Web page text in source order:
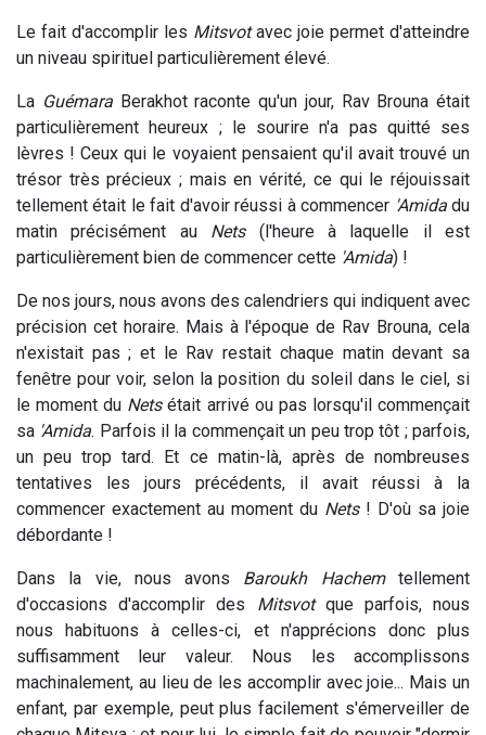
Le fait d'accomplir les Mitsvotavec joie permet d'atteindre
un niveau spirituel particulièrement élevé.
La GuémaraBerakhot raconte qu'un jour, Rav Brouna était
particulièrement heureux ; le sourire n'a pas quitté ses
lèvres ! Ceux qui le voyaient pensaient qu'il avait trouvé un
trésor très précieux ; mais en vérité, ce qui le réjouissait
tellement était le fait d'avoir réussi à commencer 'Amidadu
matin précisément au Nets(l'heure à laquelle il est
particulièrement bien de commencer cette 'Amida) !
De nos jours, nous avons des calendriers qui indiquent avec
précision cet horaire. Mais à l'époque de Rav Brouna, cela
n'existait pas ; et le Rav restait chaque matin devant sa
fenêtre pour voir, selon la position du soleil dans le ciel, si
le moment du Netsétait arrivé ou pas lorsqu'il commençait
sa 'Amida. Parfois il la commençait un peu trop tôt ; parfois,
un peu trop tard. Et ce matin-là, après de nombreuses
tentatives les jours précédents, il avait réussi à la
commencer exactement au moment du Nets! D'où sa joie
débordante !
Dans la vie, nous avons Baroukh Hachemtellement
d'occasions d'accomplir des Mitsvotque parfois, nous
nous habituons à celles-ci, et n'apprécions donc plus
suffisamment leur valeur. Nous les accomplissons
machinalement, au lieu de les accomplir avec joie... Mais un
enfant, par exemple, peut plus facilement s'émerveiller de